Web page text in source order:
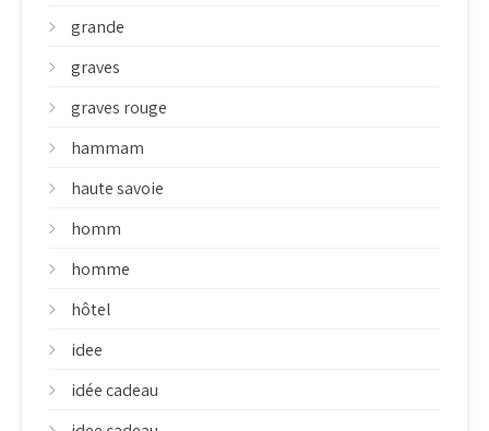
grande
graves
graves rouge
hammam
haute savoie
homm
homme
hôtel
idee
idée cadeau